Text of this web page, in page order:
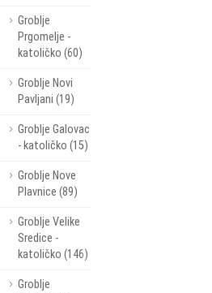
Groblje
Prgomelje -
katoličko (60)
Groblje Novi
Pavljani (19)
Groblje Galovac
- katoličko (15)
Groblje Nove
Plavnice (89)
Groblje Velike
Sredice -
katoličko (146)
Groblje